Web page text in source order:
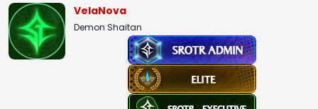
l
e
r
:
VelaNova
Demon Shaitan